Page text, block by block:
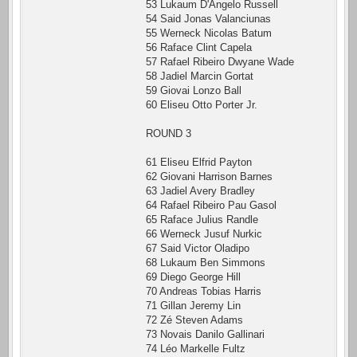
53 Lukaum D'Angelo Russell
54 Said Jonas Valanciunas
55 Werneck Nicolas Batum
56 Raface Clint Capela
57 Rafael Ribeiro Dwyane Wade
58 Jadiel Marcin Gortat
59 Giovai Lonzo Ball
60 Eliseu Otto Porter Jr.
ROUND 3
61 Eliseu Elfrid Payton
62 Giovani Harrison Barnes
63 Jadiel Avery Bradley
64 Rafael Ribeiro Pau Gasol
65 Raface Julius Randle
66 Werneck Jusuf Nurkic
67 Said Victor Oladipo
68 Lukaum Ben Simmons
69 Diego George Hill
70 Andreas Tobias Harris
71 Gillan Jeremy Lin
72 Zé Steven Adams
73 Novais Danilo Gallinari
74 Léo Markelle Fultz